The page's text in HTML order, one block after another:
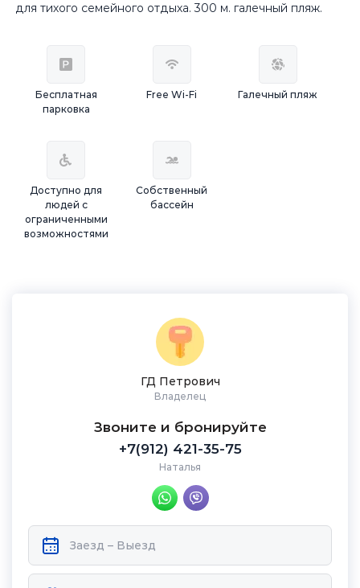
для тихого семейного отдыха. 300 м. галечный пляж.
Бесплатная
парковка
Free Wi-Fi Галечный пляж
Доступно для
людей с
ограниченными
возможностями
Собственный
бассейн
ГД Петрович
Владелец
Звоните и бронируйте
+7(912) 421-35-75
Наталья